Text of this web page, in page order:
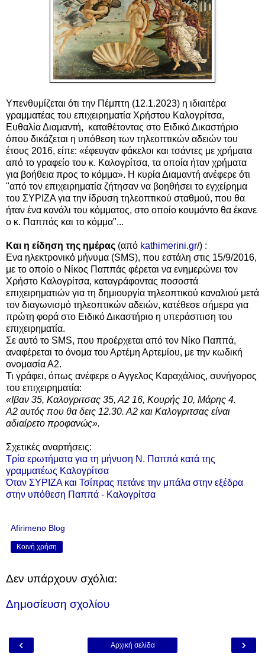
Υπενθυμίζεται ότι την Πέμπτη (12.1.2023) η ιδιαιτέρα
γραμματέας του επιχειρηματία Χρήστου Καλογρίτσα,
Ευθαλία Διαμαντή, καταθέτοντας στο Ειδικό Δικαστήριο
όπου δικάζεται η υπόθεση των τηλεοπτικών αδειών του
έτους 2016, είπε: «έφευγαν φάκελοι και τσάντες με χρήματα
από το γραφείο του κ. Καλογρίτσα, τα οποία ήταν χρήματα
για βοήθεια προς το κόμμα». Η κυρία Διαμαντή ανέφερε ότι
"από τον επιχειρηματία ζήτησαν να βοηθήσει το εγχείρημα
του ΣΥΡΙΖΑ για την ίδρυση τηλεοπτικού σταθμού, που θα
ήταν ένα κανάλι του κόμματος, στο οποίο κουμάντο θα έκανε
ο κ. Παππάς και το κόμμα"...
Και η είδηση της ημέρας (από kathimerini.gr/) :
Ενα ηλεκτρονικό μήνυμα (SMS), που εστάλη στις 15/9/2016,
με το οποίο ο Νίκος Παππάς φέρεται να ενημερώνει τον
Χρήστο Καλογρίτσα, καταγράφοντας ποσοστά
επιχειρηματιών για τη δημιουργία τηλεοπτικού καναλιού μετά
τον διαγωνισμό τηλεοπτικών αδειών, κατέθεσε σήμερα για
πρώτη φορά στο Ειδικό Δικαστήριο η υπεράσπιση του
επιχειρηματία.
Σε αυτό το SMS, που προέρχεται από τον Νίκο Παππά,
αναφέρεται το όνομα του Αρτέμη Αρτεμίου, με την κωδική
ονομασία Α2.
Τι γράφει, όπως ανέφερε ο Αγγελος Καραχάλιος, συνήγορος
του επιχειρηματία:
«Ιβαν 35, Καλογριτσας 35, Α2 16, Κουρής 10, Μάρης 4.
Α2 αυτός που θα δεις 12.30. Α2 και Καλογριτσας είναι
αδιαίρετο προφανώς».
Σχετικές αναρτήσεις:
Τρία ερωτήματα για τη μήνυση Ν. Παππά κατά της
γραμματέως Καλογρίτσα
Όταν ΣΥΡΙΖΑ και Τσίπρας πετάνε την μπάλα στην εξέδρα
στην υπόθεση Παππά - Καλογρίτσα
Afirimeno Blog
Κοινή χρήση
Δεν υπάρχουν σχόλια:
Δημοσίευση σχολίου
‹ ›
Αρχική σελίδα